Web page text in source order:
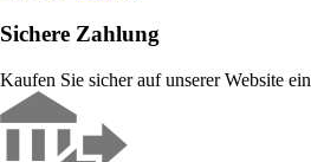
Sichere Zahlung
Kaufen Sie sicher auf unserer Website ein